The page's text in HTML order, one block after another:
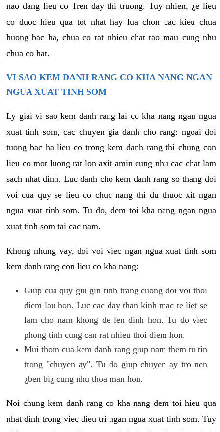
nao dang lieu co Tren day thi truong. Tuy nhien, ¿e lieu
co duoc hieu qua tot nhat hay lua chon cac kieu chua
huong bac ha, chua co rat nhieu chat tao mau cung nhu
chua co hat.
VI SAO KEM DANH RANG CO KHA NANG NGAN
NGUA XUAT TINH SOM
Ly giai vi sao kem danh rang lai co kha nang ngan ngua
xuat tinh som, cac chuyen gia danh cho rang: ngoai doi
tuong bac ha lieu co trong kem danh rang thi chung con
lieu co mot luong rat lon axit amin cung nhu cac chat lam
sach nhat dinh. Luc danh cho kem danh rang so thang doi
voi cua quy se lieu co chuc nang thi du thuoc xit ngan
ngua xuat tinh som. Tu do, dem toi kha nang ngan ngua
xuat tinh som tai cac nam.
Khong nhung vay, doi voi viec ngan ngua xuat tinh som
kem danh rang con lieu co kha nang:
Giup cua quy giu gin tinh trang cuong doi voi thoi
diem lau hon. Luc cac day than kinh mac te liet se
lam cho nam khong de len dinh hon. Tu do viec
phong tinh cung can rat nhieu thoi diem hon.
Mui thom cua kem danh rang giup nam them tu tin
trong "chuyen ay". Tu do giup chuyen ay tro nen
¿ben bi¿ cung nhu thoa man hon.
Noi chung kem danh rang co kha nang dem toi hieu qua
nhat dinh trong viec dieu tri ngan ngua xuat tinh som. Tuy